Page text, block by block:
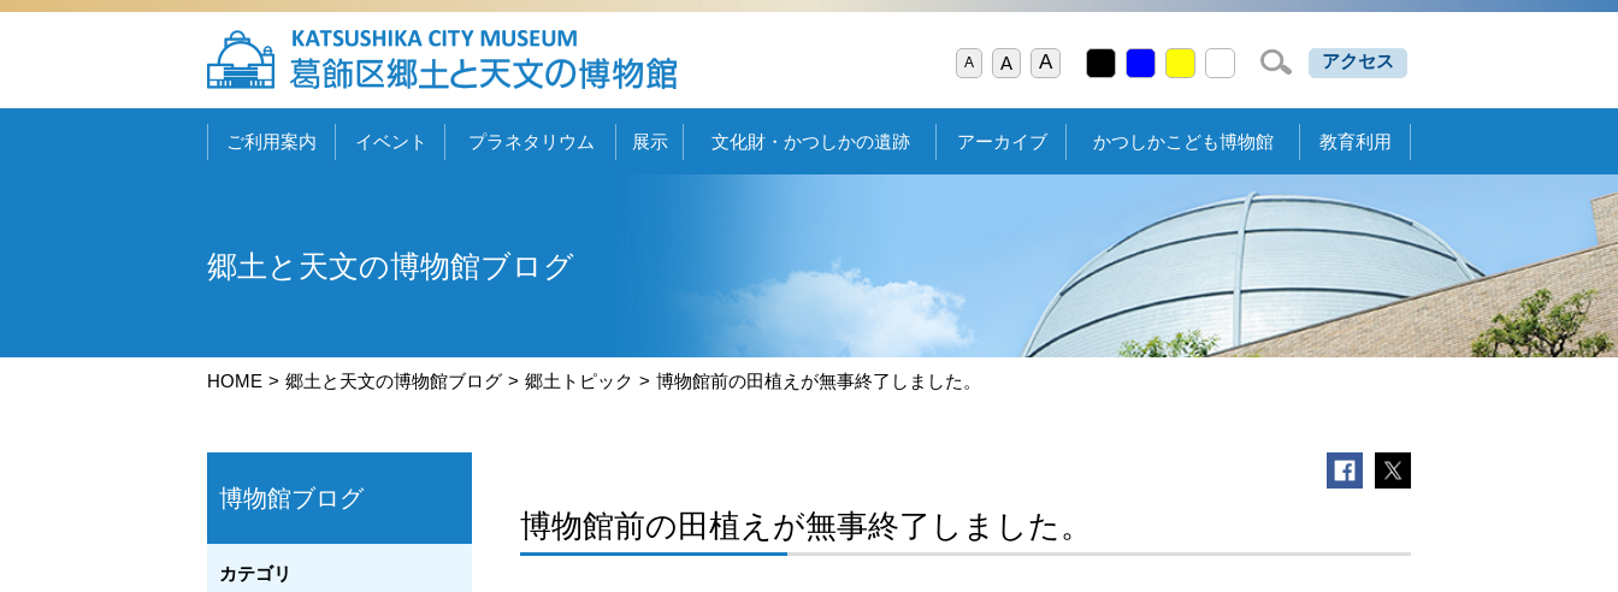
A A A アクセス
ご利用案内 イベント プラネタリウム 展示 文化財・かつしかの遺跡 アーカイブ かつしかこども博物館 教育利用
郷土と天文の博物館ブログ
HOME 郷土と天文の博物館ブログ 郷土トピック 博物館前の田植えが無事終了しました。
博物館ブログ
カテゴリ
博物館前の田植えが無事終了しました。